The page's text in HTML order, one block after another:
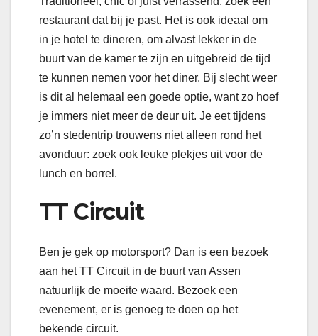
restaurant dat bij je past. Het is ook ideaal om
in je hotel te dineren, om alvast lekker in de
buurt van de kamer te zijn en uitgebreid de tijd
te kunnen nemen voor het diner. Bij slecht weer
is dit al helemaal een goede optie, want zo hoef
je immers niet meer de deur uit. Je eet tijdens
zo’n stedentrip trouwens niet alleen rond het
avonduur: zoek ook leuke plekjes uit voor de
lunch en borrel.
TT Circuit
Ben je gek op motorsport? Dan is een bezoek
aan het TT Circuit in de buurt van Assen
natuurlijk de moeite waard. Bezoek een
evenement, er is genoeg te doen op het
bekende circuit.